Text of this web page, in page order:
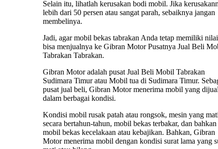
Selain itu, lihatlah kerusakan bodi mobil. Jika
lebih dari 50 persen atau sangat parah, sebaiknya jangan
membelinya.
Jadi, agar mobil bekas tabrakan Anda tetap memiliki
bisa menjualnya ke Gibran Motor Pusatnya Jual Beli
Tabrakan Tabrakan.
Gibran Motor adalah pusat Jual Beli Mobil Tabrakan
Sudimara Timur atau Mobil tua di Sudimara Timur.
pusat jual beli, Gibran Motor menerima mobil yang
dalam berbagai kondisi.
Kondisi mobil rusak patah atau rongsok, mesin yang
secara bertahun-tahun, mobil bekas terbakar, dan bahkan
mobil bekas kecelakaan atau kebajikan. Bahkan, Gibran
Motor menerima mobil dengan kondisi surat lama yang